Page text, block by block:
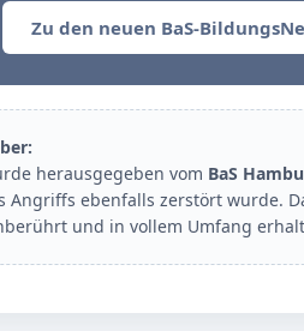
Zu den neuen BaS-
herausgegeben vom BaS
Angriffs ebenfalls zerstört wurde.
und in vollem Umfang